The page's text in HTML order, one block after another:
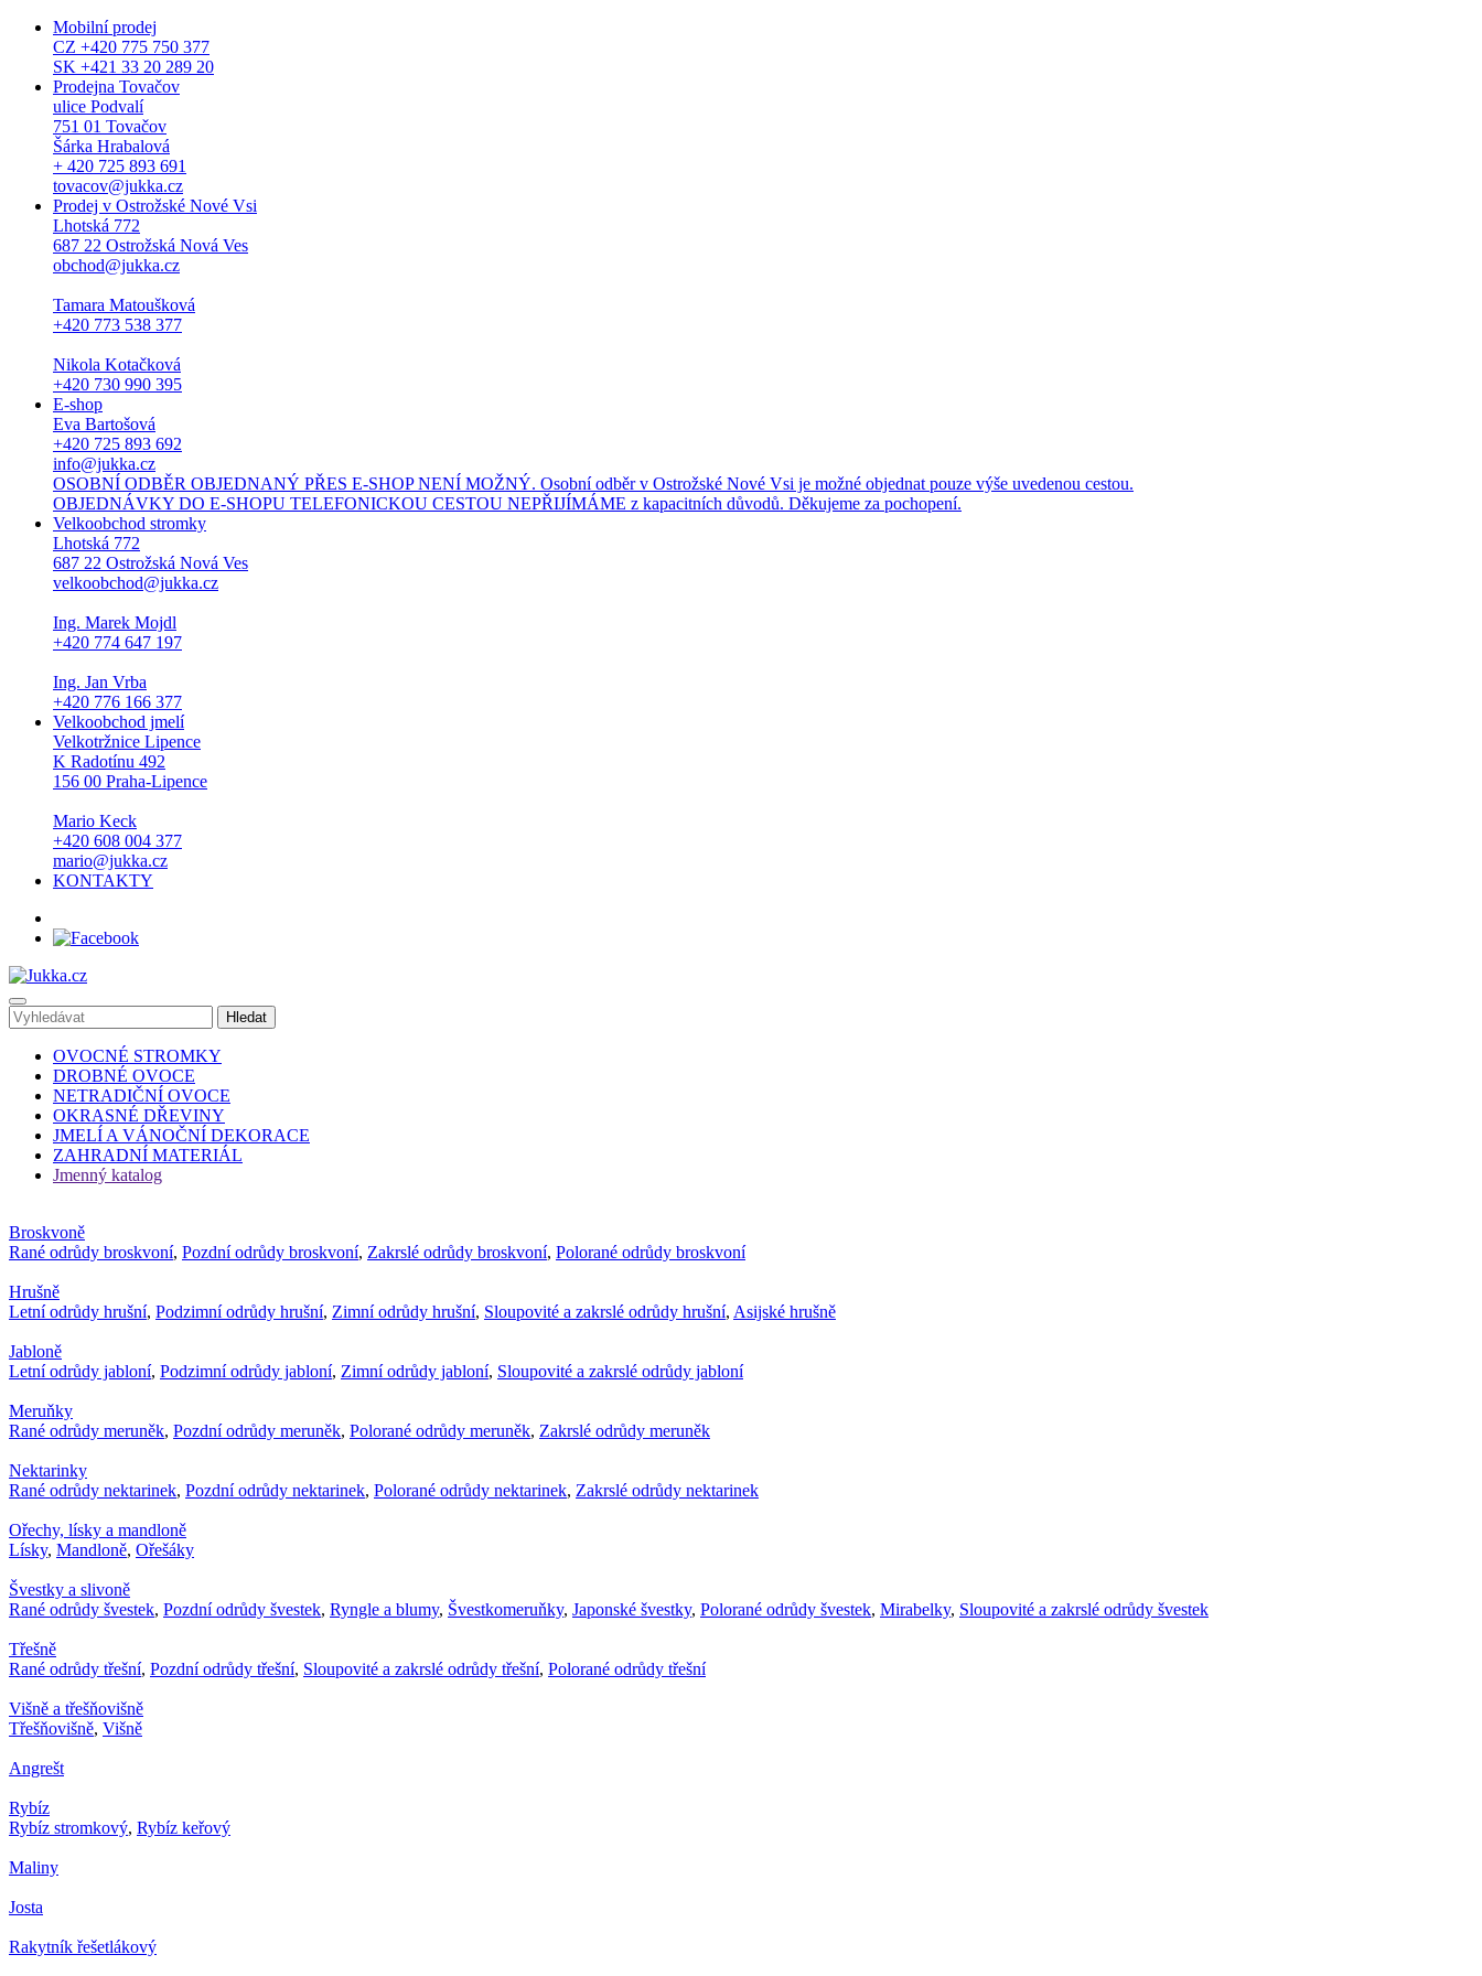
Mobilní prodej
CZ +420 775 750 377
SK +421 33 20 289 20
Prodejna Tovačov
ulice Podvalí
751 01 Tovačov
Šárka Hrabalová
+ 420 725 893 691
tovacov@jukka.cz
Prodej v Ostrožské Nové Vsi
Lhotská 772
687 22 Ostrožská Nová Ves
obchod@jukka.cz
Tamara Matoušková
+420 773 538 377
Nikola Kotačková
+420 730 990 395
E-shop
Eva Bartošová
+420 725 893 692
info@jukka.cz
OSOBNÍ ODBĚR OBJEDNANÝ PŘES E-SHOP NENÍ MOŽNÝ. Osobní odběr v Ostrožské Nové Vsi je možné objednat pouze výše uvedenou cestou.
OBJEDNÁVKY DO E-SHOPU TELEFONICKOU CESTOU NEPŘIJÍMÁME z kapacitních důvodů. Děkujeme za pochopení.
Velkoobchod stromky
Lhotská 772
687 22 Ostrožská Nová Ves
velkoobchod@jukka.cz
Ing. Marek Mojdl
+420 774 647 197
Ing. Jan Vrba
+420 776 166 377
Velkoobchod jmelí
Velkotržnice Lipence
K Radotínu 492
156 00 Praha-Lipence
Mario Keck
+420 608 004 377
mario@jukka.cz
KONTAKTY
OVOCNÉ STROMKY
DROBNÉ OVOCE
NETRADIČNÍ OVOCE
OKRASNÉ DŘEVINY
JMELÍ A VÁNOČNÍ DEKORACE
ZAHRADNÍ MATERIÁL
Jmenný katalog
Broskvoně
Rané odrůdy broskvoní, Pozdní odrůdy broskvoní, Zakrslé odrůdy broskvoní, Polorané odrůdy broskvoní
Hrušně
Letní odrůdy hrušní, Podzimní odrůdy hrušní, Zimní odrůdy hrušní, Sloupovité a zakrslé odrůdy hrušní, Asijské hrušně
Jabloně
Letní odrůdy jabloní, Podzimní odrůdy jabloní, Zimní odrůdy jabloní, Sloupovité a zakrslé odrůdy jabloní
Meruňky
Rané odrůdy meruněk, Pozdní odrůdy meruněk, Polorané odrůdy meruněk, Zakrslé odrůdy meruněk
Nektarinky
Rané odrůdy nektarinek, Pozdní odrůdy nektarinek, Polorané odrůdy nektarinek, Zakrslé odrůdy nektarinek
Ořechy, lísky a mandloně
Lísky, Mandloně, Ořešáky
Švestky a slivoně
Rané odrůdy švestek, Pozdní odrůdy švestek, Ryngle a blumy, Švestkomeruňky, Japonské švestky, Polorané odrůdy švestek, Mirabelky, Sloupovité a zakrslé odrůdy švestek
Třešně
Rané odrůdy třešní, Pozdní odrůdy třešní, Sloupovité a zakrslé odrůdy třešní, Polorané odrůdy třešní
Višně a třešňovišně
Třešňovišně, Višně
Angrešt
Rybíz
Rybíz stromkový, Rybíz keřový
Maliny
Josta
Rakytník řešetlákový